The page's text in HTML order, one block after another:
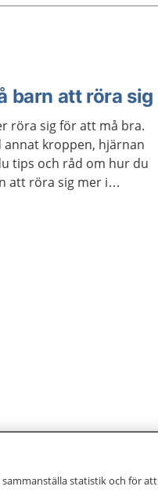
barn att röra sig
röra sig för att må bra.
kroppen, hjärnan
tips och råd om hur du
att röra sig mer i
statistik och för